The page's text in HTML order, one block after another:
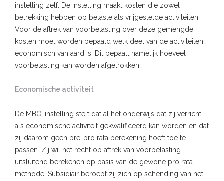
instelling zelf. De instelling maakt kosten die zowel
betrekking hebben op belaste als vrijgestelde activiteiten.
Voor de aftrek van voorbelasting over deze gemengde
kosten moet worden bepaald welk deel van de activiteiten
economisch van aard is. Dit bepaalt namelijk hoeveel
voorbelasting kan worden afgetrokken.
Economische activiteit
De MBO-instelling stelt dat al het onderwijs dat zij verricht
als economische activiteit gekwalificeerd kan worden en dat
zij daarom geen pre-pro rata berekening hoeft toe te
passen. Zij wil het recht op aftrek van voorbelasting
uitsluitend berekenen op basis van de gewone pro rata
methode. Subsidiair beroept zij zich op schending van het